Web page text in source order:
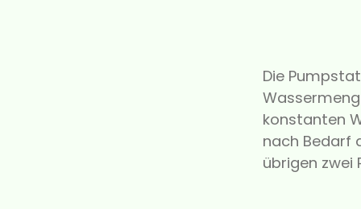
Die
konstanten
nach Bedarf
übrigen zwei